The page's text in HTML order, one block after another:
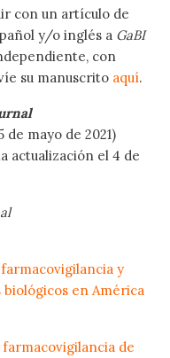
con un artículo de
y/o inglés a GaBI
con
su manuscrito aquí.
de mayo de 2021)
actualización el 4 de
y
en América
de